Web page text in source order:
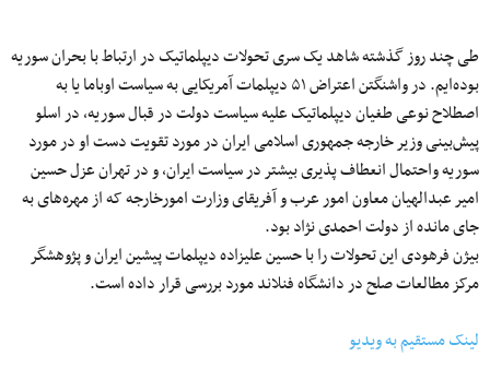
طی چند روز گذشته شاهد یک سری تحولات دیپلماتیک در ارتباط با بحران سوریه
بوده‌ایم. در واشنگتن اعتراض ۵۱ دیپلمات آمریکایی به سیاست اوباما یا به
اصطلاح نوعی طغیان دیپلماتیک علیه سیاست دولت در قبال سوریه، در اسلو
پیش‌بینی وزیر خارجه جمهوری اسلامی ایران در مورد تقویت دست او در مورد
سوریه واحتمال انعطاف پذیری بیشتر در سیاست ایران، و در تهران عزل حسین
امیر عبدالهیان معاون امور عرب و آفریقای وزارت امورخارجه که از مهره‌های به
جای مانده از دولت احمدی نژاد بود.
بیژن فرهودی این تحولات را با حسین علیزاده دیپلمات پیشین ایران و پژوهشگر
مرکز مطالعات صلح در دانشگاه فنلاند مورد بررسی قرار داده است.
لینک مستقیم به ویدیو